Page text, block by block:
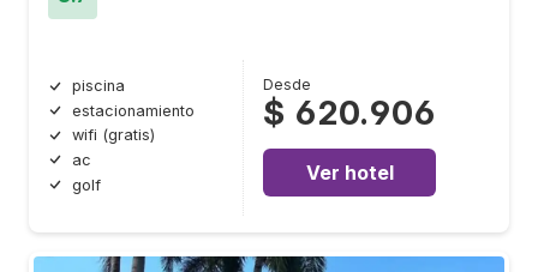
piscina
estacionamiento
wifi (gratis)
ac
golf
Desde
$ 620.906
Ver hotel